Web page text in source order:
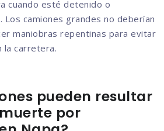
cuando esté detenido o
Los camiones grandes no deberían
maniobras repentinas para evitar
la carretera.
pueden resultar
por